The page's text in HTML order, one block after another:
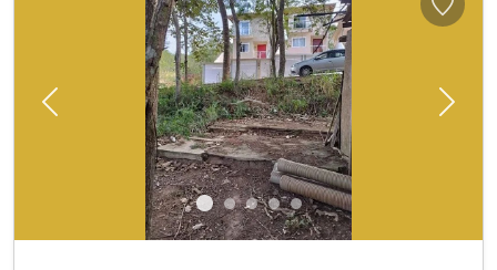
Previous Next